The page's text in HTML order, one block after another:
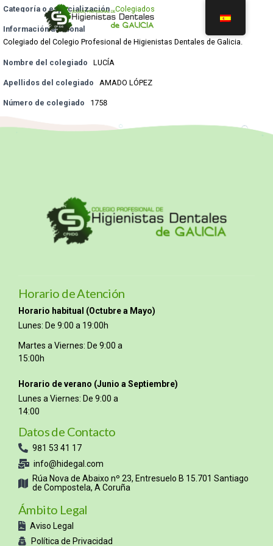
Categoría o especialización Colegiados
Información adicional
Colegiado del Colegio Profesional de Higienistas Dentales de Galicia.
Nombre del colegiado LUCÍA
Apellidos del colegiado AMADO LÓPEZ
Número de colegiado 1758
Horario de Atención
Horario habitual (Octubre a Mayo)
Lunes: De 9:00 a 19:00h
Martes a Viernes: De 9:00 a
15:00h
Horario de verano (Junio a Septiembre)
Lunes a Viernes: De 9:00 a
14:00
Datos de Contacto
981 53 41 17
info@hidegal.com
Rúa Nova de Abaixo nº 23, Entresuelo B 15.701 Santiago
de Compostela, A Coruña
Ámbito Legal
Aviso Legal
Política de Privacidad